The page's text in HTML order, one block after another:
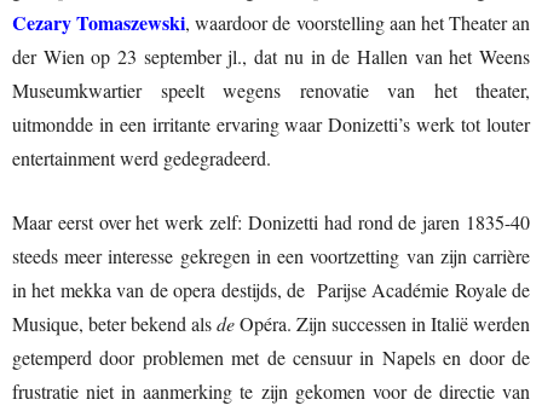
Cezary Tomaszewski, waardoor de voorstelling aan het Theater an
der Wien op 23 september jl., dat nu in de Hallen van het Weens
Museumkwartier speelt wegens renovatie van het theater,
uitmondde in een irritante ervaring waar Donizetti’s werk tot louter
entertainment werd gedegradeerd.
Maar eerst over het werk zelf: Donizetti had rond de jaren 1835-40
steeds meer interesse gekregen in een voortzetting van zijn carrière
in het mekka van de opera destijds, de Parijse Académie Royale de
Musique, beter bekend alsdeOpéra. Zijn successen in Italië werden
getemperd door problemen met de censuur in Napels en door de
frustratie niet in aanmerking te zijn gekomen voor de directie van